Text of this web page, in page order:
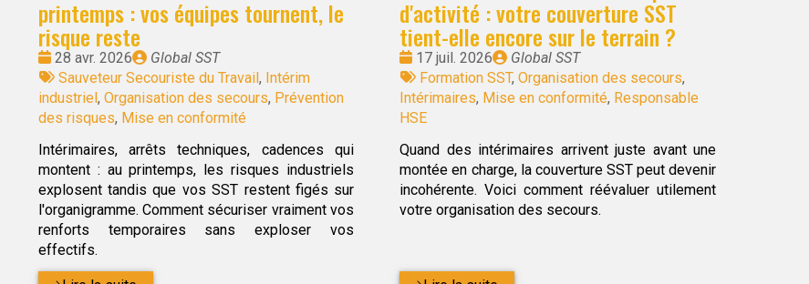
printemps : vos équipes tournent, le
risque reste
Date
:
28 avr. 2026
Publié
par
Global SST
Tags
:
Sauveteur Secouriste du Travail , Intérim
industriel , Organisation des secours, Prévention
des risques, Mise en conformité
Intérimaires, arrêts techniques, cadences qui
montent : au printemps, les risques industriels
explosent tandis que vos SST restent figés sur
l'organigramme. Comment sécuriser vraiment vos
renforts temporaires sans exploser vos
effectifs.
d'activité : votre couverture SST
tient-elle encore sur le terrain ?
Date
:
17 juil. 2026
Publié
par
Global SST
Tags
:
Formation SST,Organisation des secours,
Intérimaires, Mise en conformité, Responsable
HSE
Quand des intérimaires arrivent juste avant une
montée en charge, la couverture SST peut devenir
incohérente. Voici comment réévaluer utilement
votre organisation des secours.